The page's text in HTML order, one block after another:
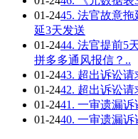
01-2445. 法官故意
延3天发送
01-2444. 法官提前5
拼多多通风报信？..
01-2443. 超出诉讼
01-2442. 超出诉讼
01-2441. 一审遗漏诉
01-2440. 一审遗漏诉